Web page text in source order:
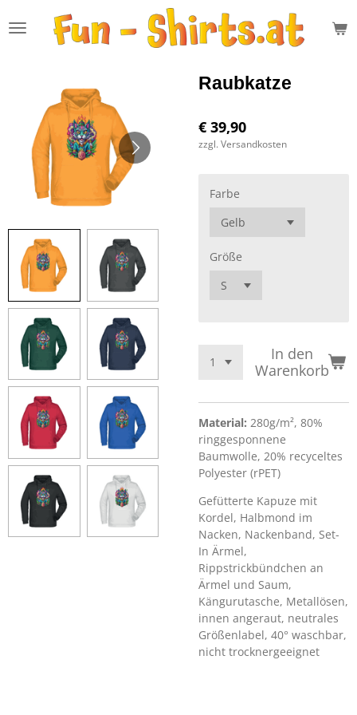
Hauptinhalt
Raubkatze
€ 39,90
zzgl. Versandkosten
Farbe
Größe
In den
Warenkorb
Material: 280g/m², 80%
ringgesponnene
Baumwolle, 20% recyceltes
Polyester (rPET)
Gefütterte Kapuze mit
Kordel, Halbmond im
Nacken, Nackenband, Set-
In Ärmel,
Rippstrickbündchen an
Ärmel und Saum,
Kängurutasche, Metallösen,
innen angeraut, neutrales
Größenlabel, 40° waschbar,
nicht trocknergeeignet